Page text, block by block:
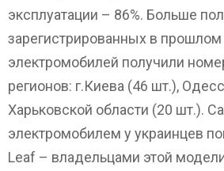
эксплуатации – 86%. Больше
зарегистрированных в
электромобилей получили
регионов: г.Киева (46 шт.),
Харьковской области (20 шт.).
электромобилем у украинцев
Leaf – владельцами этой